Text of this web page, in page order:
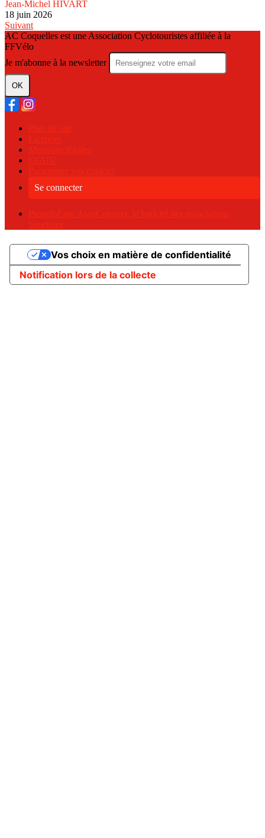
Jean-Michel HIVART
18 juin 2026
Suivant
AC Coquelles est une Association Cyclotouristes affiliée à la
FFVélo
Je m'abonne à la newsletter
OK
Plan du site
Licences
Mentions légales
CGUV
Paramétrer vos cookies
Se connecter
Propulsé par AssoConnect, le logiciel des associations
Sportives
Notification lors de la collecte
Vos choix en matière de confidentialité